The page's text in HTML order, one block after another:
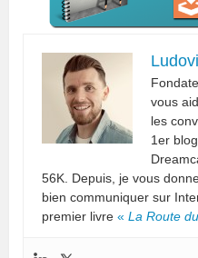
vous
les
1er
56K. Depuis, je vous
bien communiquer sur
premier livre « La Route